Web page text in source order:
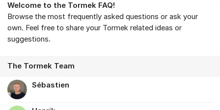
About the forum
Welcome to the Tormek FAQ!
Browse the most frequently asked questions or ask your
own. Feel free to share your Tormek related ideas or
suggestions.
The Tormek Team
Sébastien